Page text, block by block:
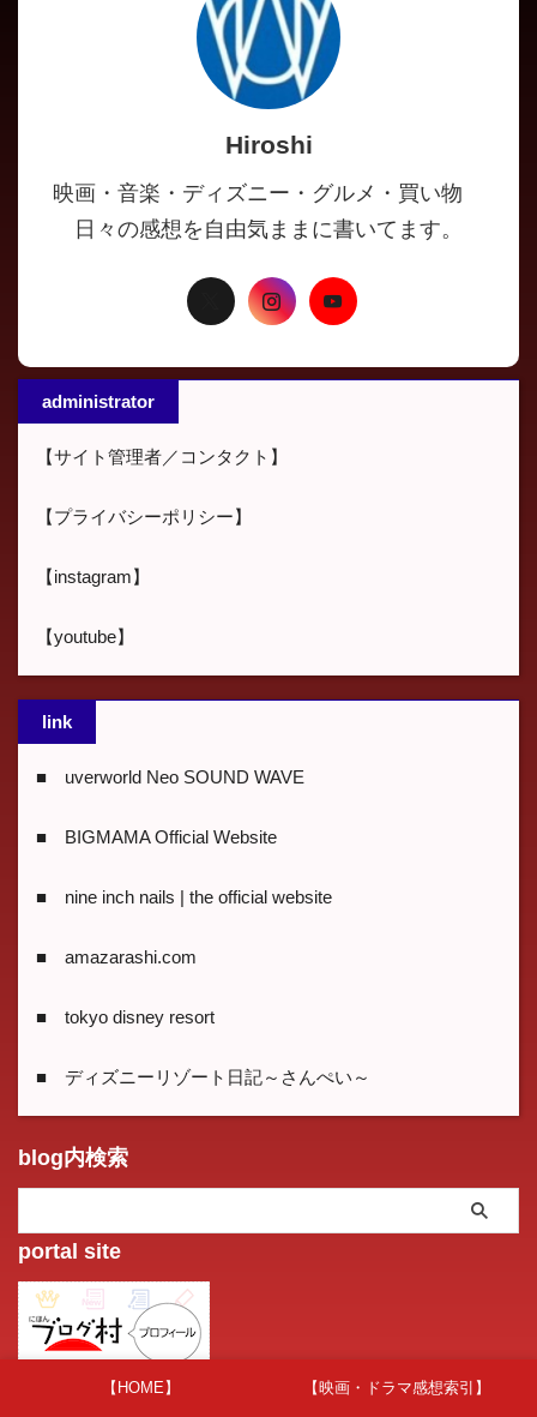
Hiroshi
映画・音楽・ディズニー・グルメ・買い物
日々の感想を自由気ままに書いてます。
administrator
【サイト管理者／コンタクト】
【プライバシーポリシー】
【instagram】
【youtube】
link
■ uverworld Neo SOUND WAVE
■ BIGMAMA Official Website
■ nine inch nails | the official website
■ amazarashi.com
■ tokyo disney resort
■ ディズニーリゾート日記～さんぺい～
blog内検索
portal site
【HOME】 【映画・ドラマ感想索引】